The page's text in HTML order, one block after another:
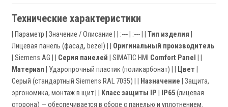
Технические характеристики
| Параметр | Значение / Описание | | :--- | :--- | | Тип изделия
Лицевая панель (фасад, bezel) | | Оригинальный производитель
| Siemens AG | | Серия панелей | SIMATIC HMI Comfort Panel
Материал | Ударопрочный пластик (поликарбонат) | | Цвет
Серый (стандартный Siemens RAL 7035) | |
Назначение | Защита,
эргономика, монтаж в щит | |
Класс защиты IP IP65(лицевая
сторона) — обеспечивается в сборе с панелью и уплотнением.